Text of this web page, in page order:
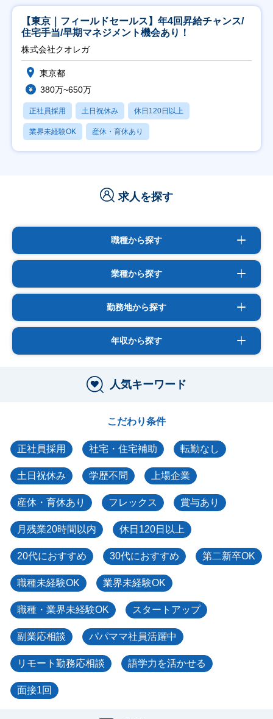
【東京｜フィールドセールス】年4回昇給チャンス/
住宅手当/早期マネジメント機会あり！
株式会社クオレガ
東京都
380万~650万
正社員採用 土日祝休み 休日120日以上
業界未経験OK 産休・育休あり
求人を探す
職種から探す
業種から探す
勤務地から探す
年収から探す
人気キーワード
こだわり条件
正社員採用 社宅・住宅補助 転勤なし
土日祝休み 学歴不問 上場企業
産休・育休あり フレックス 賞与あり
月残業20時間以内 休日120日以上
20代におすすめ 30代におすすめ 第二新卒OK
職種未経験OK 業界未経験OK
職種・業界未経験OK スタートアップ
副業応相談 パパママ社員活躍中
リモート勤務応相談 語学力を活かせる
面接1回